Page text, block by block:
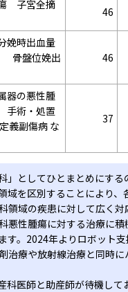
子宮全摘
46
娩時出血量
骨盤位娩出
46
器の悪性腫
術・処置
義副傷病 な
37
」としてひとまとめにす
域を区別することにより
領域の疾患に対して広く
悪性腫瘍に対する治療に
す。2024年よりロボット
治療や放射線治療と同時
科医師と助産師が待機し